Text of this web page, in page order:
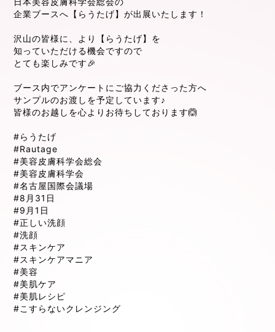
企業ブースへ【らうたげ】が出展いたします！
沢山の皆様に、より【らうたげ】を
知っていただける機会ですので
とても楽しみです🎉
ブース内でアンケートにご協力くださった方へ
サンプルのお渡しを予定しています♪
皆様のお越しを心よりお待ちしております🙆
#らうたげ
#Rautage
#美容皮膚科学会総会
#美容皮膚科学会
#名古屋国際会議場
#8月31日
#9月1日
#正しい洗顔
#洗顔
#スキンケア
#スキンケアマニア
#美容
#美肌ケア
#美肌レシピ
#こすらないクレンジング